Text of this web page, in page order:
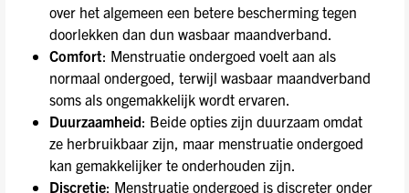
over het algemeen een betere bescherming tegen
doorlekken dan dun wasbaar maandverband.
Comfort: Menstruatie ondergoed voelt aan als
normaal ondergoed, terwijl wasbaar maandverband
soms als ongemakkelijk wordt ervaren.
Duurzaamheid: Beide opties zijn duurzaam omdat
ze herbruikbaar zijn, maar menstruatie ondergoed
kan gemakkelijker te onderhouden zijn.
Discretie: Menstruatie ondergoed is discreter onder